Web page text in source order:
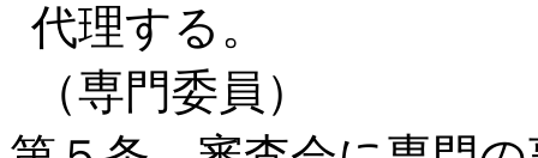
代理する。
（専門委員）